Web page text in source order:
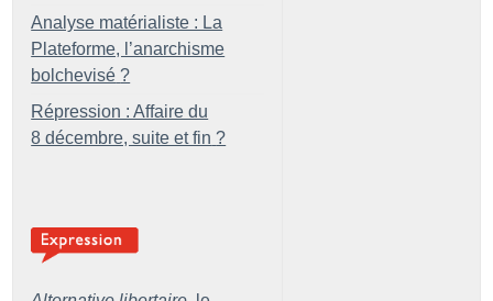
Analyse matérialiste : La
Plateforme, l’anarchisme
bolchevisé ?
Répression : Affaire du
8 décembre, suite et fin ?